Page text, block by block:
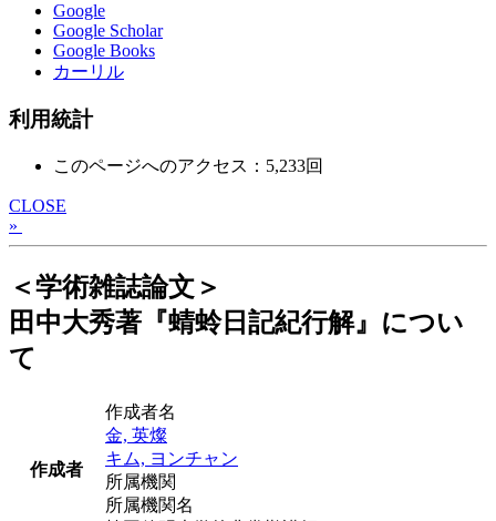
Google
Google Scholar
Google Books
カーリル
利用統計
このページへのアクセス：5,233回
CLOSE
»
＜学術雑誌論文＞
田中大秀著『蜻蛉日記紀行解』につい
て
作成者
作成者名
金, 英燦
キム, ヨンチャン
所属機関
所属機関名